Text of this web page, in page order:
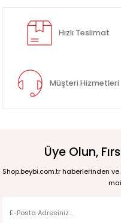
Hızlı Teslimat
Müşteri Hizmetleri
Üye Olun,
Shop.beybi.com.tr haberlerinden